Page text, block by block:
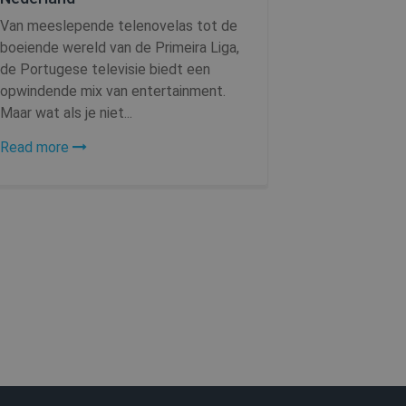
Van meeslepende telenovelas tot de
boeiende wereld van de Primeira Liga,
de Portugese televisie biedt een
opwindende mix van entertainment.
Maar wat als je niet...
Read more
op de PHP-taal. Dit
die wordt gebruikt
Het is normaal een
gebruikt kan
is het bijhouden